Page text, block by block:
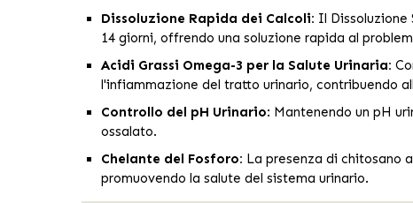
Dissoluzione Rapida dei Calcoli: Il
14 giorni, offrendo una soluzione rapida al
Acidi Grassi Omega-3 per la Salute Urinaria:
l'infiammazione del tratto urinario, contribuendo
Controllo del pH Urinario: Mantenendo un pH
ossalato.
Chelante del Fosforo: La presenza di chitosano
promuovendo la salute del sistema urinario.